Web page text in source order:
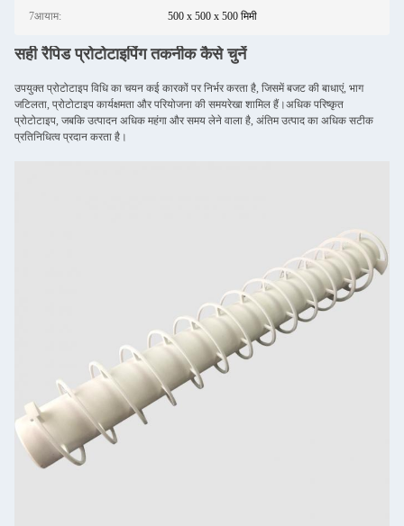
7आयाम: 500 x 500 x 500 मिमी
सही रैपिड प्रोटोटाइपिंग तकनीक कैसे चुनें
उपयुक्त प्रोटोटाइप विधि का चयन कई कारकों पर निर्भर करता है, जिसमें बजट की बाधाएं, भाग
जटिलता, प्रोटोटाइप कार्यक्षमता और परियोजना की समयरेखा शामिल हैं।अधिक परिष्कृत
प्रोटोटाइप, जबकि उत्पादन अधिक महंगा और समय लेने वाला है, अंतिम उत्पाद का अधिक सटीक
प्रतिनिधित्व प्रदान करता है।